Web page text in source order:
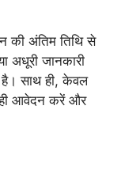
की अंतिम तिथि से
अधूरी जानकारी
साथ ही, केवल
आवेदन करें और